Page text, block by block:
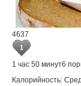
4637
1
1 час 50 минут6
Калорийность: